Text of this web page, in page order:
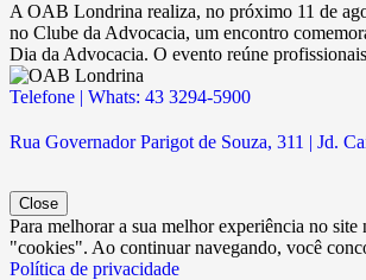
A OAB Londrina realiza, no próximo 11 de
no Clube da Advocacia, um encontro
Dia da Advocacia. O evento reúne
Telefone | Whats: 43 3294-5900
Rua Governador Parigot de Souza, 311 | Jd.
Close
Para melhorar a sua melhor experiência no site
"cookies". Ao continuar navegando, você
Política de privacidade